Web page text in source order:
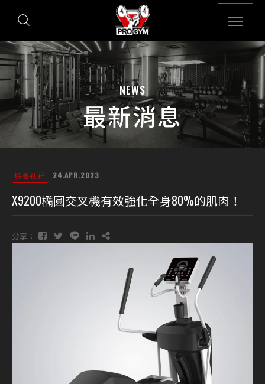
NEWS
最新消息
臉書社群 24.APR.2023
X9200橢圓交叉機有效強化全身80%的肌肉！
分享：